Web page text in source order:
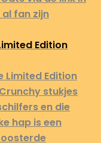
Edition